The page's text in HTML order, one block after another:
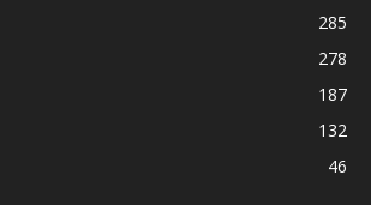
285
278
187
132
46